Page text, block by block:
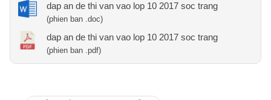
dap an de thi van vao lop 10 2017 soc trang
(phien ban .doc)
dap an de thi van vao lop 10 2017 soc trang
(phien ban .pdf)